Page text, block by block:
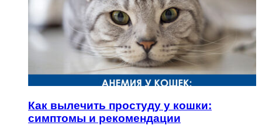
Как вылечить простуду у кошки:
симптомы и рекомендации